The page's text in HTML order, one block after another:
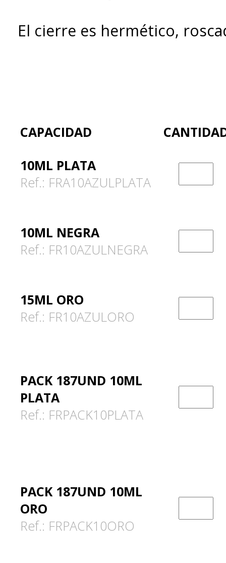
El cierre es hermético,
CAPACIDAD
10ML PLATA
Ref.: FRA10AZULPLATA
10ML NEGRA
Ref.: FR10AZULNEGRA
15ML ORO
Ref.: FR10AZULORO
PACK 187UND 10ML
PLATA
Ref.: FRPACK10PLATA
PACK 187UND 10ML
ORO
Ref.: FRPACK10ORO